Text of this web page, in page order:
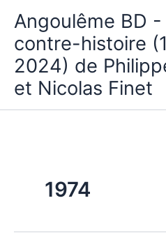
contenu
Angoulême BD -
contre-histoire
2024) de
et Nicolas Finet
1974